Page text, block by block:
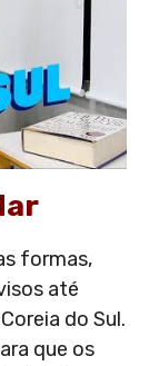
formas,
até
do Sul.
que os